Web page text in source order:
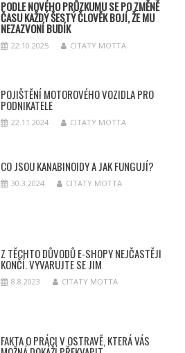
PODLE NOVÉHO PRŮZKUMU SE PO ZMĚNĚ
ČASU KAŽDÝ ŠESTÝ ČLOVĚK BOJÍ, ŽE MU
NEZAZVONÍ BUDÍK
22.10.2025 CITATY MOTTA
POJIŠTĚNÍ MOTOROVÉHO VOZIDLA PRO
PODNIKATELE
22.11.2024 CITATY MOTTA
CO JSOU KANABINOIDY A JAK FUNGUJÍ?
30.3.2024 CITATY MOTTA
Z TĚCHTO DŮVODŮ E-SHOPY NEJČASTĚJI
KONČÍ. VYVARUJTE SE JIM
8.8.2023 CITATY MOTTA
FAKTA O PRÁCI V OSTRAVĚ, KTERÁ VÁS